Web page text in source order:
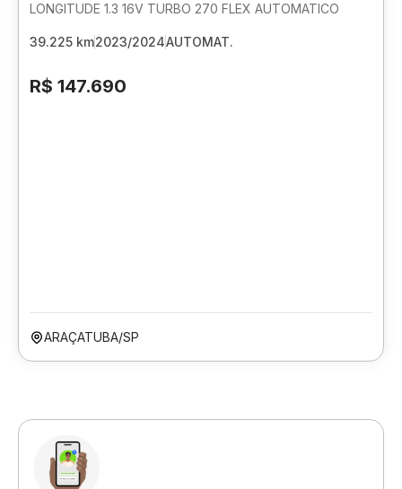
LONGITUDE 1.3 16V TURBO 270 FLEX AUTOMATICO
39.225 km2023/2024AUTOMAT.
R$ 147.690
ARAÇATUBA/SP